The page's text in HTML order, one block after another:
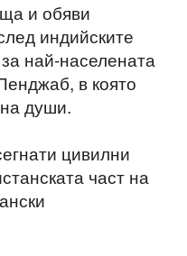
и обяви
индийските
най-населената
в която
души.
цивилни
част на